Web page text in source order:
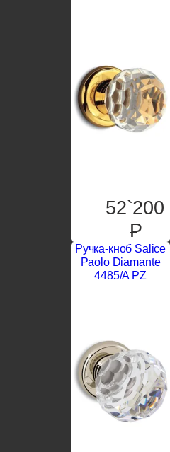
52`200
P
Ручка-кноб Salice
Paolo Diamante
4485/A PZ